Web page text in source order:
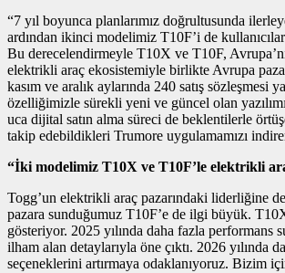
“7 yıl boyunca planlarımız doğrultusunda
ardından ikinci modelimiz T10F’i de
Bu derecelendirmeyle T10X ve T10F,
elektrikli araç ekosistemiyle birlikte Avrupa
kasım ve aralık aylarında 240 satış
özelliğimizle sürekli yeni ve güncel olan
uca dijital satın alma süreci de beklentilerle
takip edebildikleri Trumore uygulamamızı
“İki modelimiz T10X ve T10F’le elektrikli
Togg’un elektrikli araç pazarındaki liderliğine
pazara sunduğumuz T10F’e de ilgi büyük.
gösteriyor. 2025 yılında daha fazla
ilham alan detaylarıyla öne çıktı. 2026 yılında
seçeneklerini artırmaya odaklanıyoruz. Bizim